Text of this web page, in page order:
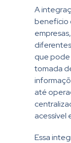
A
benefício
que pode
tomada
até
acessível
Essa